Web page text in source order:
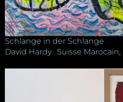
Schlange in der Schlange
David Hardy . Suisse Marocain,